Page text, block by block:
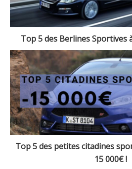
Top 5 des Berlines Sportives
Top 5 des petites citadines
15 000€ !